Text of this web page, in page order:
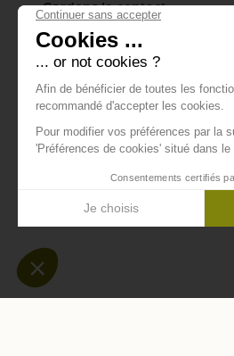
Gardons le contact
Inscrivez-vous à
tout ce qui se passe.
E-mail *
En vous abonnant à la newsletter,
confirmez avoir lu la
politique de
désinscription ou en nous